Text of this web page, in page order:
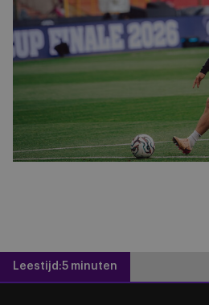
Leestijd:5 minuten